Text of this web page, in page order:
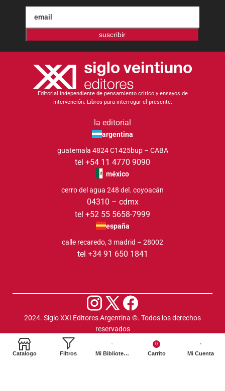
suscribir
Editorial independiente de pensamiento crítico y ensayos de
intervención. Libros para interrogar el presente.
la editorial
argentina
guatemala 4824 C1425bup – CABA
tel +54 11 4770 9090
méxico
cerro del agua 248 del. coyoacán
04310 – cdmx
tel +52 55 5658-7999
españa
calle recaredo, 3 madrid – 28002
tel +34 91 650 1841
2024. Siglo XXI Editores Argentina ©️. Todos los derechos
reservados
Catalogo Filtros Mi Biblioteca
0
Carrito Mi Cuenta